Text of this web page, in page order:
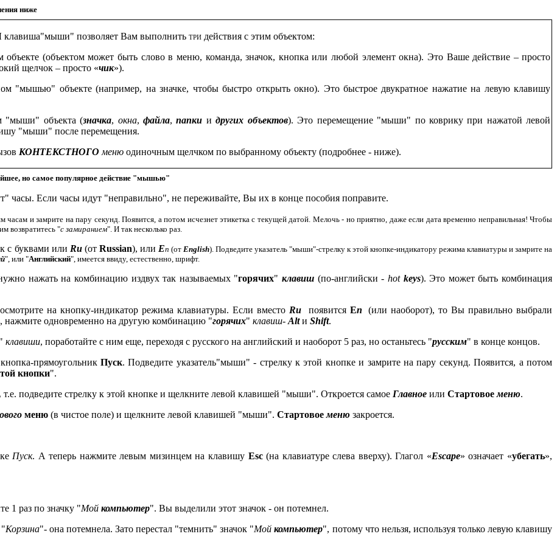
ниже
клавиша"мыши" позволяет Вам выполнить тридействия с этим объектом:
(объектом может быть слово в меню, команда, значок, кнопка или любой элемент окна). Это Ваше действие – просто
щелчок – просто «чик»).
"мышью" объекте (например, на значке, чтобы быстро открыть окно). Это быстрое двукратное нажатие на левую клавишу
"мыши" объекта (значка, окна, файла,папки идругих объектов). Это перемещение "мыши" по коврику при нажатой левой
"мыши" после перемещения.
КОНТЕКСТНОГО меню одиночным щелчком по выбранному объекту (подробнее - ниже).
но самое популярное действие "мышью"
часы. Если часы идут "неправильно", не переживайте, Вы их в конце пособия поправите.
часам и замрите на пару секунд. Появится, а потом исчезнет этикетка с текущей датой. Мелочь - но приятно, даже если дата временно неправильная! Чтобы
возвратитесь "с замиранием". И так несколько раз.
с буквами или Ru(от Russian), или Еn (от English). Подведите указатель "мыши"-стрелку к этой кнопке-индикатору режима клавиатуры и замрите на
", или "Английский", имеется ввиду, естественно, шрифт.
нажать на комбинацию издвух так называемых "горячих"клавиш (по-английски - hotkeys). Это может быть комбинация
на кнопку-индикатор режима клавиатуры. Если вместо Ruпоявится Еn
(или наоборот), то Вы правильно выбрали
нажмите одновременно на другую комбинацию "горячих" клавиш- Altи Shift.
"клавиши, поработайте с ним еще, переходя с русского на английский и наоборот 5 раз, но останьтесь "русским" в конце концов.
прямоугольник Пуск. Подведите указатель"мыши" - стрелку к этой кнопке и замрите на пару секунд. Появится, а потом
кнопки".
т.е. подведите стрелку к этой кнопке и щелкните левой клавишей "мыши". Откроется самое Главное илиСтартовое меню.
меню(в чистое поле) и щелкните левой клавишей "мыши". Стартовое меню закроется.
Пуск. А теперь нажмите левым мизинцем на клавишу Esc(на клавиатуре слева вверху). Глагол «Escape» означает «убегать»,
1 раз по значку "Мой компьютер". Вы выделили этот значок - он потемнел.
"Корзина"- она потемнела. Зато перестал "темнить" значок "Мой компьютер", потому что нельзя, используя только левую клавишу